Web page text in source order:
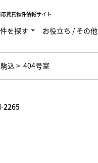
賃貸物件情報サイト
を探す お役立ち / その他
込 > 404号室
I-2265